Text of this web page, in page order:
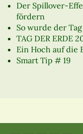
Der Spillover-
fördern
So wurde der
TAG DER ERDE
Ein Hoch auf die
Smart Tip # 19